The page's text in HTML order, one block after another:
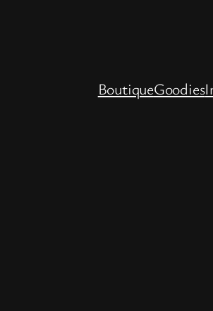
BoutiqueGoodies